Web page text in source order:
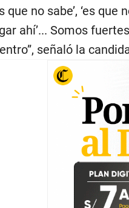
que no sabe’, ‘es
ahí’... Somos
señaló la